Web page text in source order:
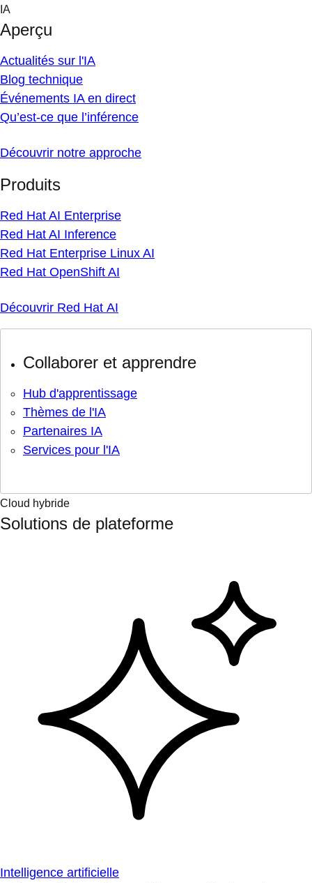
Skip
content
IA
Aperçu
Actualités sur l'IA
Blog technique
Événements IA en direct
Qu’est-ce que l’inférence
Découvrir notre approche
Produits
Red Hat AI Enterprise
Red Hat AI Inference
Red Hat Enterprise Linux AI
Red Hat OpenShift AI
Découvrir Red Hat AI
Collaborer et apprendre
Hub d'apprentissage
Thèmes de l'IA
Partenaires IA
Services pour l'IA
Cloud hybride
Solutions de plateforme
Intelligence artificielle